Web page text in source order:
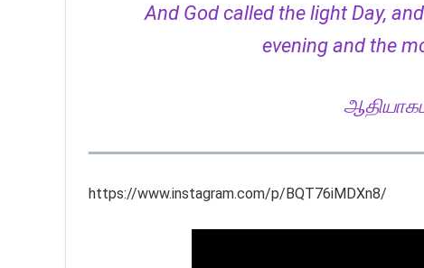
And God called the light Day,
evening and the
https://www.instagram.com/p/BQT76iMDXn8/